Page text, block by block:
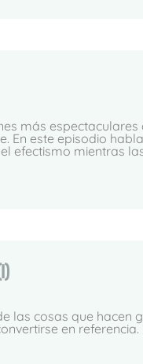
más
En este episodio
efectismo mientras
las cosas que hacen
en